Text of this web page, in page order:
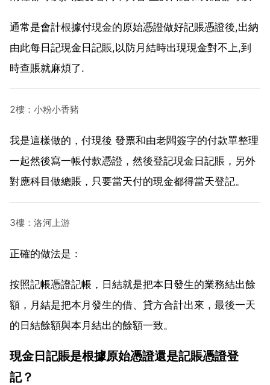
通常是會計根據付現金的原始憑證做好記賬憑證後,出納
由此每日記現金日記賬,以防月結時出現現金對不上,到
時查賬就麻煩了.
2樓：小粉小香豬
我是這樣做的，付現後 發票和由老闆簽字的付款單整理
一起然後寫一帳付款憑證，然後登記現金日記賬，另外
對應科目做總賬，只要當天付的現金都得當天登記。
3樓：洛河上游
正確的做法是：
按照記帳憑證記帳，日結就是把本日發生的業務結出餘
額，月結是把本月發生的借、貸方合計出來，最後一天
的日結餘額與本月結出的餘額一致。
現金日記賬是根據原始憑證還是記賬憑證登
記？